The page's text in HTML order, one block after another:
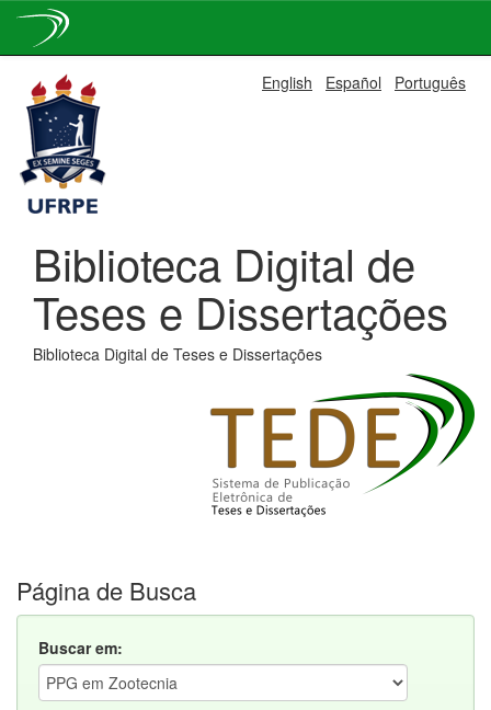
navigation
English Español Português
Biblioteca Digital de
Teses e Dissertações
Biblioteca Digital de Teses e Dissertações
Página de Busca
Buscar em: